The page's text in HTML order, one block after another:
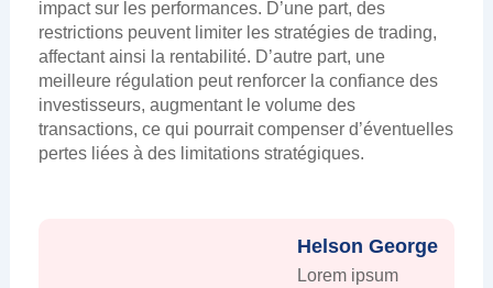
impact sur les performances. D’une part, des
restrictions peuvent limiter les stratégies de trading,
affectant ainsi la rentabilité. D’autre part, une
meilleure régulation peut renforcer la confiance des
investisseurs, augmentant le volume des
transactions, ce qui pourrait compenser d’éventuelles
pertes liées à des limitations stratégiques.
Helson George
Lorem ipsum